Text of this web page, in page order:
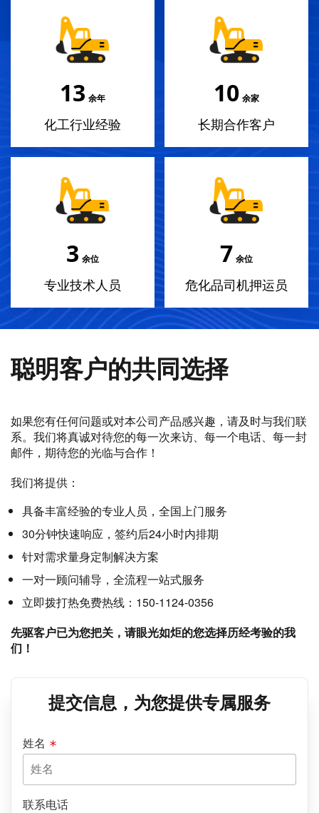
15 余年
化工行业经验
12 余家
长期合作客户
4 余位
专业技术人员
8 余位
危化品司机押运员
聪明客户的共同选择
如果您有任何问题或对本公司产品感兴趣，请及时与我们联
系。我们将真诚对待您的每一次来访、每一个电话、每一封
邮件，期待您的光临与合作！
我们将提供：
具备丰富经验的专业人员，全国上门服务
30分钟快速响应，签约后24小时内排期
针对需求量身定制解决方案
一对一顾问辅导，全流程一站式服务
立即拨打热免费热线：150-1124-0356
先驱客户已为您把关，请眼光如炬的您选择历经考验的我
们！
提交信息，为您提供专属服务
姓名
联系电话